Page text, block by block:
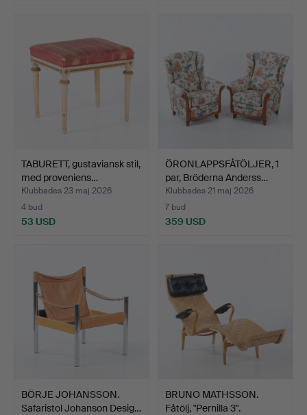
TABURETT, gustaviansk stil,
med proveniens…
Klubbades 23 maj 2026
4 bud
53 USD
ÖRONLAPPSFÅTÖLJER, 1
par, Bröderna Anderss…
Klubbades 21 maj 2026
7 bud
359 USD
BÖRJE JOHANSSON.
Safaristol Johanson Desig…
BRUNO MATHSSON.
Fåtölj, "Pernilla 3".